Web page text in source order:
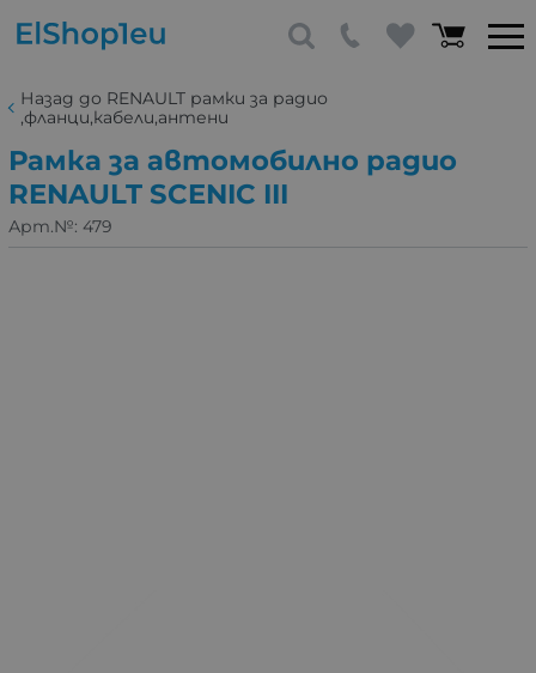
Назад до RENAULT рамки за радио
,фланци,кабели,антени
Рамка за автомобилно радио
RENAULT SCENIC III
Арт.№: 479